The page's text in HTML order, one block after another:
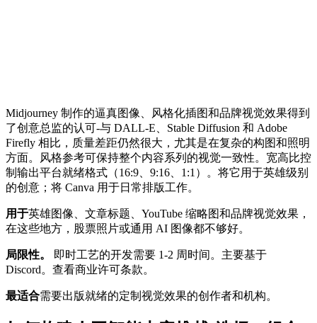
Midjourney 制作的逼真图像、风格化插图和品牌视觉效果得到
了创意总监的认可-与 DALL-E、Stable Diffusion 和 Adobe
Firefly 相比，质量差距仍然很大，尤其是在复杂的构图和照明
方面。风格参考可保持整个内容系列的视觉一致性。宽高比控
制输出平台就绪格式（16:9、9:16、1:1）。将它用于英雄级别
的创意；将 Canva 用于日常排版工作。
用于英雄图像、文章标题、YouTube 缩略图和品牌视觉效果，
在这些地方，股票照片或通用 AI 图像都不够好。
局限性。
即时工艺的开发需要 1-2 周时间。主要基于
Discord。查看商业许可条款。
最适合需要出版就绪的定制视觉效果的创作者和机构。